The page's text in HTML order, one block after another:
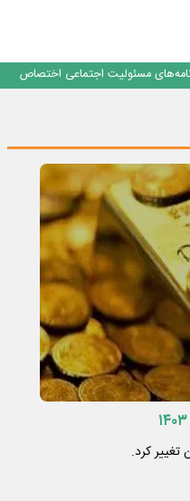
شد
درآمدهای کارمزدی و بازسازی اعتماد
تجربه برای مشتری
شد
درآمدهای کارمزدی و بازسازی اعتماد
تومان به برنامه‌های مسئولیت اجتماعی اختصاص
تغییر کرد.